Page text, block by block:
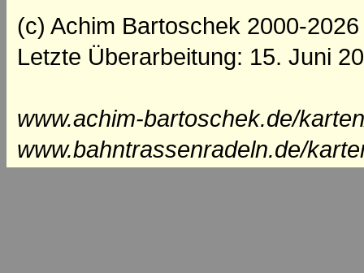
(c) Achim Bartoschek 2000-2026
Letzte Überarbeitung: 15. Juni
www.achim-bartoschek.de/
www.bahntrassenradeln.de/